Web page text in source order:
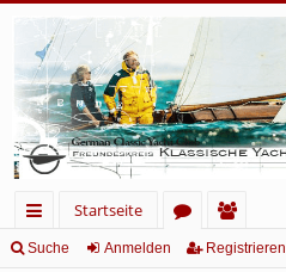
ch
Startseite
or
itg
Suche Anmelden Registrieren